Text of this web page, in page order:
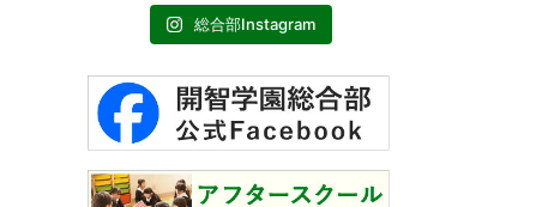
総合部Instagram